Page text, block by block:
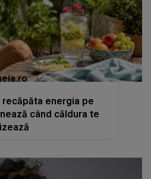
energia pe
când căldura te